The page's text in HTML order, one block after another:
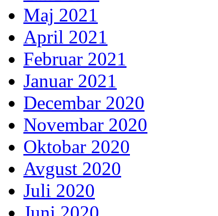
Maj 2021
April 2021
Februar 2021
Januar 2021
Decembar 2020
Novembar 2020
Oktobar 2020
Avgust 2020
Juli 2020